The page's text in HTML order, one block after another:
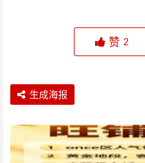
赞 2
生成海报